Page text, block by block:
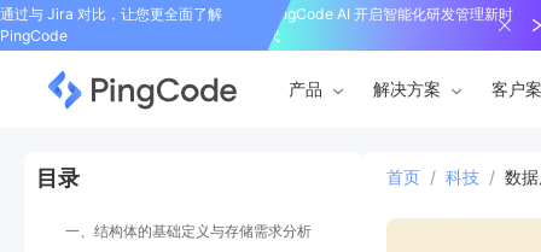
通过与 Jira 对比，让您更全面了解
PingCode
PingCode AI 开启智能化研发管理新时
代
产品 解决方案 客户
目录
一、结构体的基础定义与存储需求分析
首页 / 科技 / 数